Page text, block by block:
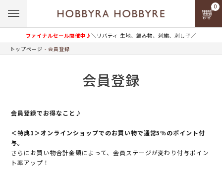
ファイナルセール開催中♪＼リバティ 生地、編み物、刺繍、刺し子／
0
トップページ 会員登録
会員登録
会員登録でお得なこと♪
＜特典1＞オンラインショップでのお買い物で通常5％のポイント付
与。
さらにお買い物合計金額によって、会員ステージが変わり付与ポイン
ト率アップ！